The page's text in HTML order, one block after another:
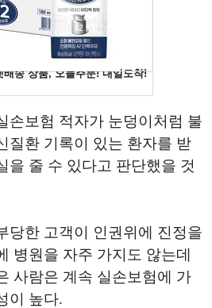
손보험 적자가 눈덩이처럼 불
질환 기록이 있는 환자를 받
을 줄 수 있다고 판단했을 것
당한 고객이 인권위에 진정을
병원을 자주 가지도 않는데
사람은 계속 실손보험에 가
이 높다.